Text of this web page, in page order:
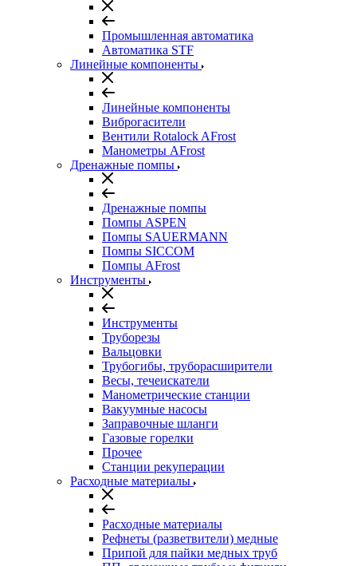
Промышленная автоматика
Автоматика STF
Линейные компоненты
Линейные компоненты
Виброгасители
Вентили Rotalock AFrost
Манометры AFrost
Дренажные помпы
Дренажные помпы
Помпы ASPEN
Помпы SAUERMANN
Помпы SICCOM
Помпы AFrost
Инструменты
Инструменты
Труборезы
Вальцовки
Трубогибы, труборасширители
Весы, течеискатели
Манометрические станции
Вакуумные насосы
Заправочные шланги
Газовые горелки
Прочее
Станции рекуперации
Расходные материалы
Расходные материалы
Рефнеты (разветвители) медные
Припой для пайки медных труб